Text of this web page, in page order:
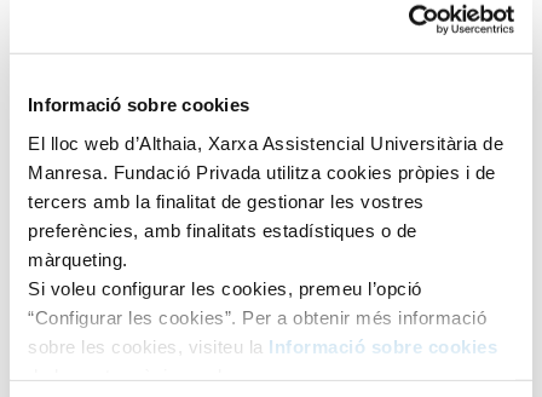
Informació sobre cookies
El lloc web d’Althaia, Xarxa Assistencial Universitària de
Manresa. Fundació Privada utilitza cookies pròpies i de
tercers amb la finalitat de gestionar les vostres
preferències, amb finalitats estadístiques o de
màrqueting.
Si voleu configurar les cookies, premeu l’opció
“Configurar les cookies”. Per a obtenir més informació
sobre les cookies, visiteu la Informació sobre cookies